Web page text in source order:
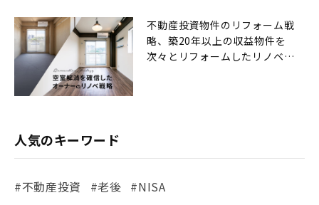
不動産投資物件のリフォーム戦
略、築20年以上の収益物件を
次々とリフォームしたリノベ戦
人気のキーワード
#不動産投資 #老後 #NISA